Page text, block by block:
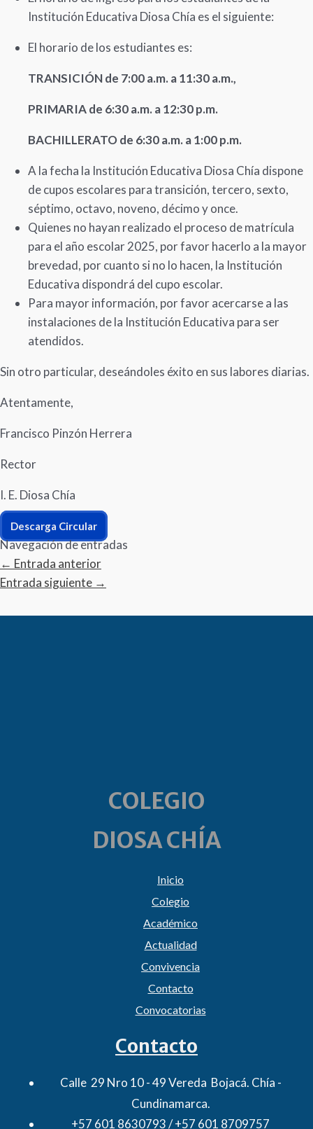
Institución Educativa Diosa Chía es el siguiente:
El horario de los estudiantes es:
TRANSICIÓNde 7:00 a.m. a 11:30 a.m.,
PRIMARIA de 6:30 a.m. a 12:30 p.m.
BACHILLERATO de 6:30 a.m. a 1:00 p.m.
A la fecha la Institución Educativa Diosa Chía dispone
de cupos escolares para transición, tercero, sexto,
séptimo, octavo, noveno, décimo y once.
Quienes no hayan realizado el proceso de matrícula
para el año escolar 2025, por favor hacerlo a la mayor
brevedad, por cuanto si no lo hacen, la Institución
Educativa dispondrá del cupo escolar.
Para mayor información, por favor acercarse a las
instalaciones de la Institución Educativa para ser
atendidos.
Sin otro particular, deseándoles éxito en sus labores diarias.
Atentamente,
Francisco Pinzón Herrera
Rector
I. E. Diosa Chía
Descarga Circular
Navegación de entradas
← Entrada anterior
Entrada siguiente →
COLEGIO
DIOSA CHÍA
Inicio
Colegio
Académico
Actualidad
Convivencia
Contacto
Convocatorias
Contacto
Calle 29 Nro 10 - 49 Vereda Bojacá. Chía -
Cundinamarca.
+57 601 8630793 / +57 601 8709757